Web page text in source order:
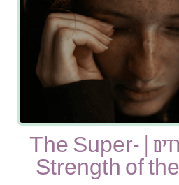
כוח העל של השורדים | The Super-
Strength of